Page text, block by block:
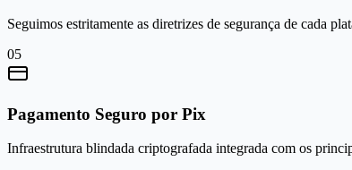
Seguimos estritamente as diretrizes de segurança de cada
05
Pagamento Seguro por Pix
Infraestrutura blindada criptografada integrada com os